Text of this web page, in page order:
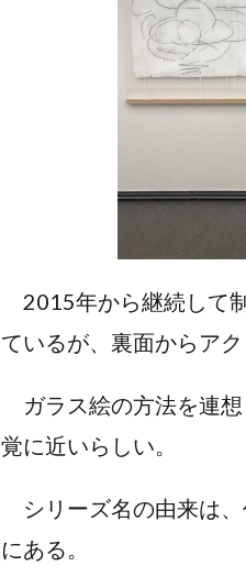
2015年から継続して
ているが、裏面からア
ガラス絵の方法を連想
覚に近いらしい。
シリーズ名の由来は、
にある。